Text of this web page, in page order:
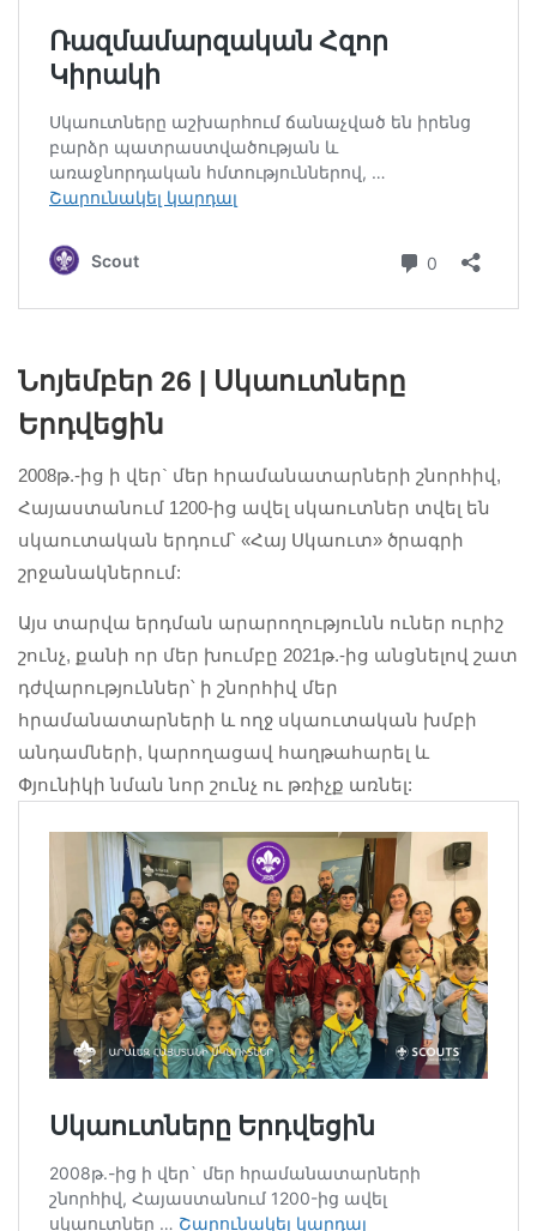
Նոյեմբեր 26 | Սկաուտները
Երդվեցին
2008թ.-ից ի վեր` մեր հրամանատարների շնորհիվ,
Հայաստանում 1200-ից ավել սկաուտներ տվել են
սկաուտական երդում՝ «Հայ Սկաուտ» ծրագրի
շրջանակներում:
Այս տարվա երդման արարողությունն ուներ ուրիշ
շունչ, քանի որ մեր խումբը 2021թ.-ից անցնելով շատ
դժվարություններ՝ ի շնորհիվ մեր
հրամանատարների և ողջ սկաուտական խմբի
անդամների, կարողացավ հաղթահարել և
Փյունիկի նման նոր շունչ ու թռիչք առնել: